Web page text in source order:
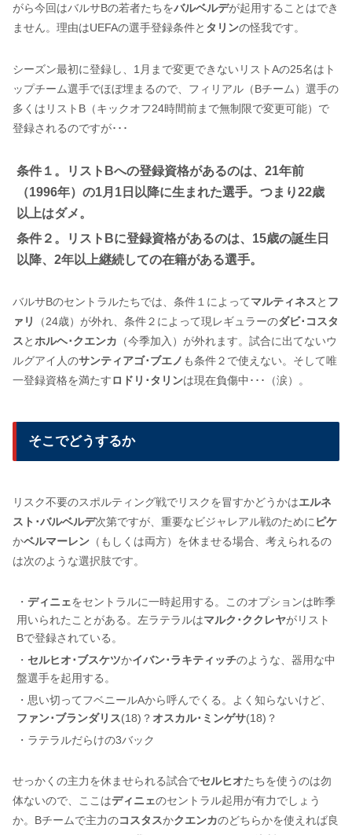
がら今回はバルサBの若者たちをバルベルデが起用することはでき
ません。理由はUEFAの選手登録条件と タリンの怪我です。
シーズン最初に登録し、1月まで変更できないリストAの25名はト
ップチーム選手でほぼ埋まるので、フィリアル（Bチーム）選手の
多くはリストB（キックオフ24時間前まで無制限で変更可能）で
登録されるのですが･･･
条件１。リストBへの登録資格があるのは、21年前
（1996年）の1月1日以降に生まれた選手。つまり22歳
以上はダメ。
条件２。リストBに登録資格があるのは、15歳の誕生日
以降、2年以上継続しての在籍がある選手。
バルサBのセントラルたちでは、条件１によってマルティネスと フ
ァリ
（24歳）が外れ、条件２によって現レギュラーのダビ･コスタ
スとホルヘ･クエンカ （今季加入）が外れます。試合に出てないウ
ルグアイ人のサンティアゴ･ブエノ も条件２で使えない。そして唯
一登録資格を満たすロドリ･タリンは現在負傷中･･･（涙）。
そこでどうするか
リスク不要のスポルティング戦でリスクを冒すかどうかはエルネ
スト･バルベルデ次第ですが、重要なビジャレアル戦のために ピケ
かベルマーレン （もしくは両方）を休ませる場合、考えられるの
は次のような選択肢です。
・ ディニェをセントラルに一時起用する。このオプションは昨季
用いられたことがある。左ラテラルはマルク･ククレヤがリスト
Bで登録されている。
・ セルヒオ･ブスケツかイバン･ラキティッチのような、器用な中
盤選手を起用する。
・思い切ってフベニールAから呼んでくる。よく知らないけど、
ファン･ブランダリス(18)？ オスカル･ミンゲサ(18)？
・ラテラルだらけの3バック
せっかくの主力を休ませられる試合でセルヒオたちを使うのは勿
体ないので、ここはディニェのセントラル起用が有力でしょう
か。Bチームで主力のコスタスかクエンカのどちらかを使えれば良